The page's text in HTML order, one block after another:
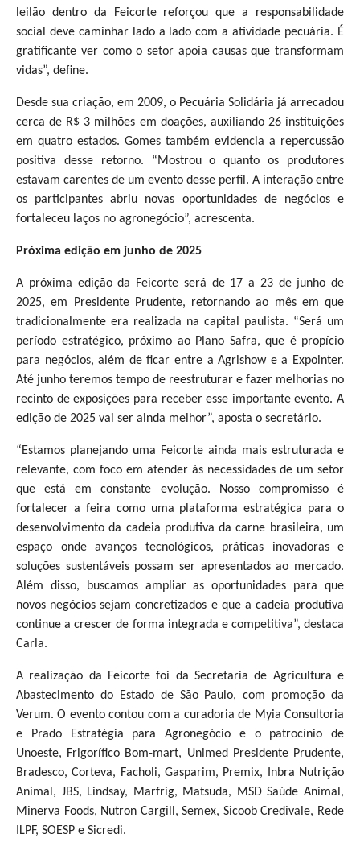
leilão dentro da Feicorte reforçou que a responsabilidade
social deve caminhar lado a lado com a atividade pecuária. É
gratificante ver como o setor apoia causas que transformam
vidas”, define.
Desde sua criação, em 2009, o Pecuária Solidária já arrecadou
cerca de R$ 3 milhões em doações, auxiliando 26 instituições
em quatro estados. Gomes também evidencia a repercussão
positiva desse retorno. “Mostrou o quanto os produtores
estavam carentes de um evento desse perfil. A interação entre
os participantes abriu novas oportunidades de negócios e
fortaleceu laços no agronegócio”, acrescenta.
Próxima edição em junho de 2025
A próxima edição da Feicorte será de 17 a 23 de junho de
2025, em Presidente Prudente, retornando ao mês em que
tradicionalmente era realizada na capital paulista. “Será um
período estratégico, próximo ao Plano Safra, que é propício
para negócios, além de ficar entre a Agrishow e a Expointer.
Até junho teremos tempo de reestruturar e fazer melhorias no
recinto de exposições para receber esse importante evento. A
edição de 2025 vai ser ainda melhor”, aposta o secretário.
“Estamos planejando uma Feicorte ainda mais estruturada e
relevante, com foco em atender às necessidades de um setor
que está em constante evolução. Nosso compromisso é
fortalecer a feira como uma plataforma estratégica para o
desenvolvimento da cadeia produtiva da carne brasileira, um
espaço onde avanços tecnológicos, práticas inovadoras e
soluções sustentáveis possam ser apresentados ao mercado.
Além disso, buscamos ampliar as oportunidades para que
novos negócios sejam concretizados e que a cadeia produtiva
continue a crescer de forma integrada e competitiva”, destaca
Carla.
A realização da Feicorte foi da Secretaria de Agricultura e
Abastecimento do Estado de São Paulo, com promoção da
Verum. O evento contou com a curadoria de Myia Consultoria
e Prado Estratégia para Agronegócio e o patrocínio de
Unoeste, Frigorífico Bom-mart, Unimed Presidente Prudente,
Bradesco, Corteva, Facholi, Gasparim, Premix, Inbra Nutrição
Animal, JBS, Lindsay, Marfrig, Matsuda, MSD Saúde Animal,
Minerva Foods, Nutron Cargill, Semex, Sicoob Credivale, Rede
ILPF, SOESP e Sicredi.